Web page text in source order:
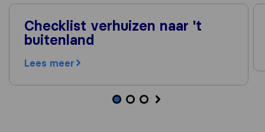
Checklist verhuizen naar 't
buitenland
Lees meer